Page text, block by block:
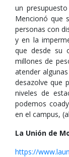
un
Mencionó que
personas con
y en la
que desde su
millones de
atender
desazolve que
niveles de
podemos
en el campus,
La Unión de
https://